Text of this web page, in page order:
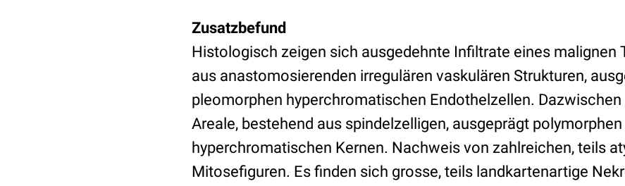
Zusatzbefund
Histologisch zeigen sich ausgedehnte Infiltrate eines malignen
aus anastomosierenden irregulären vaskulären Strukturen,
pleomorphen hyperchromatischen Endothelzellen.
Areale, bestehend aus spindelzelligen, ausgeprägt
hyperchromatischen Kernen. Nachweis von zahlreichen, teils
Mitosefiguren. Es finden sich grosse, teils landkartenartige